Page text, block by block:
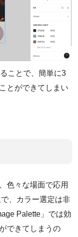
ことで、簡単に3
とができてしまい
色々な場面で応用
、カラー選定は非
Palette」では効
できてしまうの